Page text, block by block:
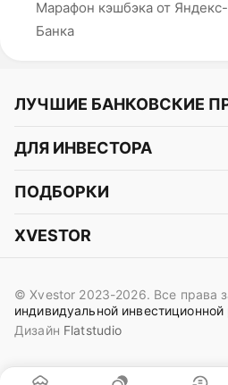
Марафон кэшбэка от Яндекс-
Банка
ЛУЧШИЕ БАНКОВСКИЕ
Альфа-Банк
СБЕР
Газпромбанк
OZON Банк
Совкомбанк
ДЛЯ ИНВЕСТОРА
Курс акций
Курс облигаций
Прогнозы на криптовалюты
Идеи инвест аналитиков
Сигналы трейдеров
ПОДБОРКИ
Подборки акций
Подборки облигаций
XVESTOR
Вконтакте
Поддержка в Telegram
Контакты
© Xvestor 2023-2026. Все права
индивидуальной
Дизайн Flatstudio